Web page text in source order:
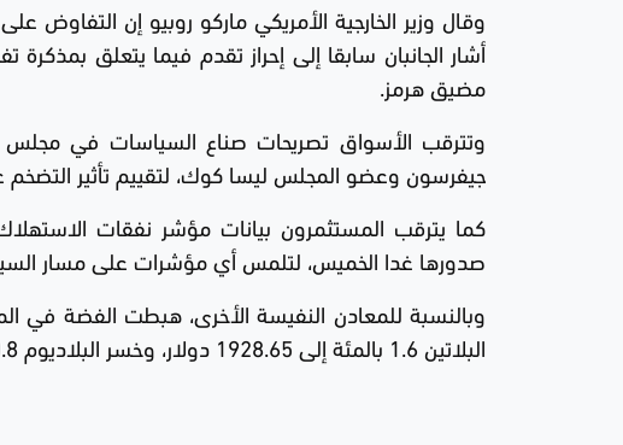
وقال وزير الخارجية الأمريكي ماركو روبيو إن
أشار الجانبان سابقا إلى إحراز تقدم فيما يتعلق
مضيق هرمز.
وتترقب الأسواق تصريحات صناع السياسات في مجلس
جيفرسون وعضو المجلس ليسا كوك، لتقييم تأثير
كما يترقب المستثمرون بيانات مؤشر نفقات
صدورها غدا الخميس، لتلمس أي مؤشرات على مسار
البلاتين 1.6 بالمئة إلى 1928.65 دولار، وخسر البلاديوم 0.8 بالمئة إلى 1368.34 دولار.